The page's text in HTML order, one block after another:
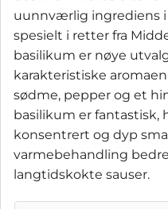
uunnværlig ingrediens
spesielt i retter fra
basilikum er nøye
karakteristiske
sødme, pepper og et
basilikum er fantastisk,
konsentrert og dyp
varmebehandling
langtidskokte sauser.